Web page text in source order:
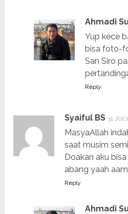
Ahmadi
Yup kece
bisa foto-
San Siro
Reply
Syaiful BS 31
MasyaAllah
saat musim
Doakan aku
abang yaah
Reply
Ahmadi